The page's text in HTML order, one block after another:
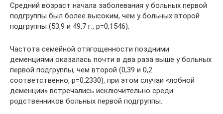
Средний возраст начала заболевания у больных первой
подгруппы был более высоким, чем у больных второй
подгруппы (53,9 и 49,7 г., р=0,1546).
Частота семейной отягощенности поздними
деменциями оказалась почти в два раза выше у больных
первой подгруппы, чем второй (0,39 и 0,2
соответственно, р=0,2330), при этом случаи «лобной
деменции» встречались исключительно среди
родственников больных первой подгруппы.